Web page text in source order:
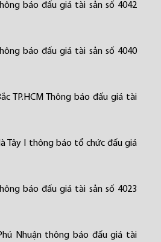
báo đấu giá tài sản số 4042
báo đấu giá tài sản số 4040
TP.HCM Thông báo đấu giá tài
Tây I thông báo tổ chức đấu giá
báo đấu giá tài sản số 4023
Nhuận thông báo đấu giá tài